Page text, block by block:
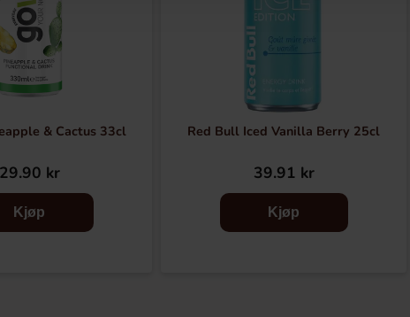
& Cactus 33cl
29.90 kr
Kjøp
Red Bull Iced Vanilla Berry 25cl
39.91 kr
Kjøp